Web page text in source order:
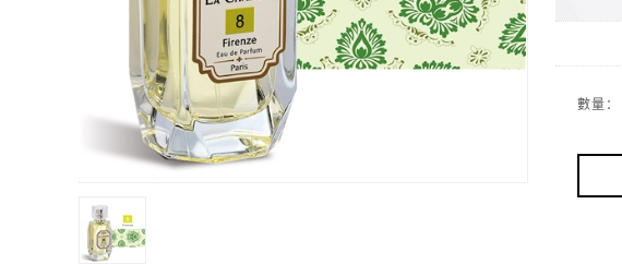
數量：